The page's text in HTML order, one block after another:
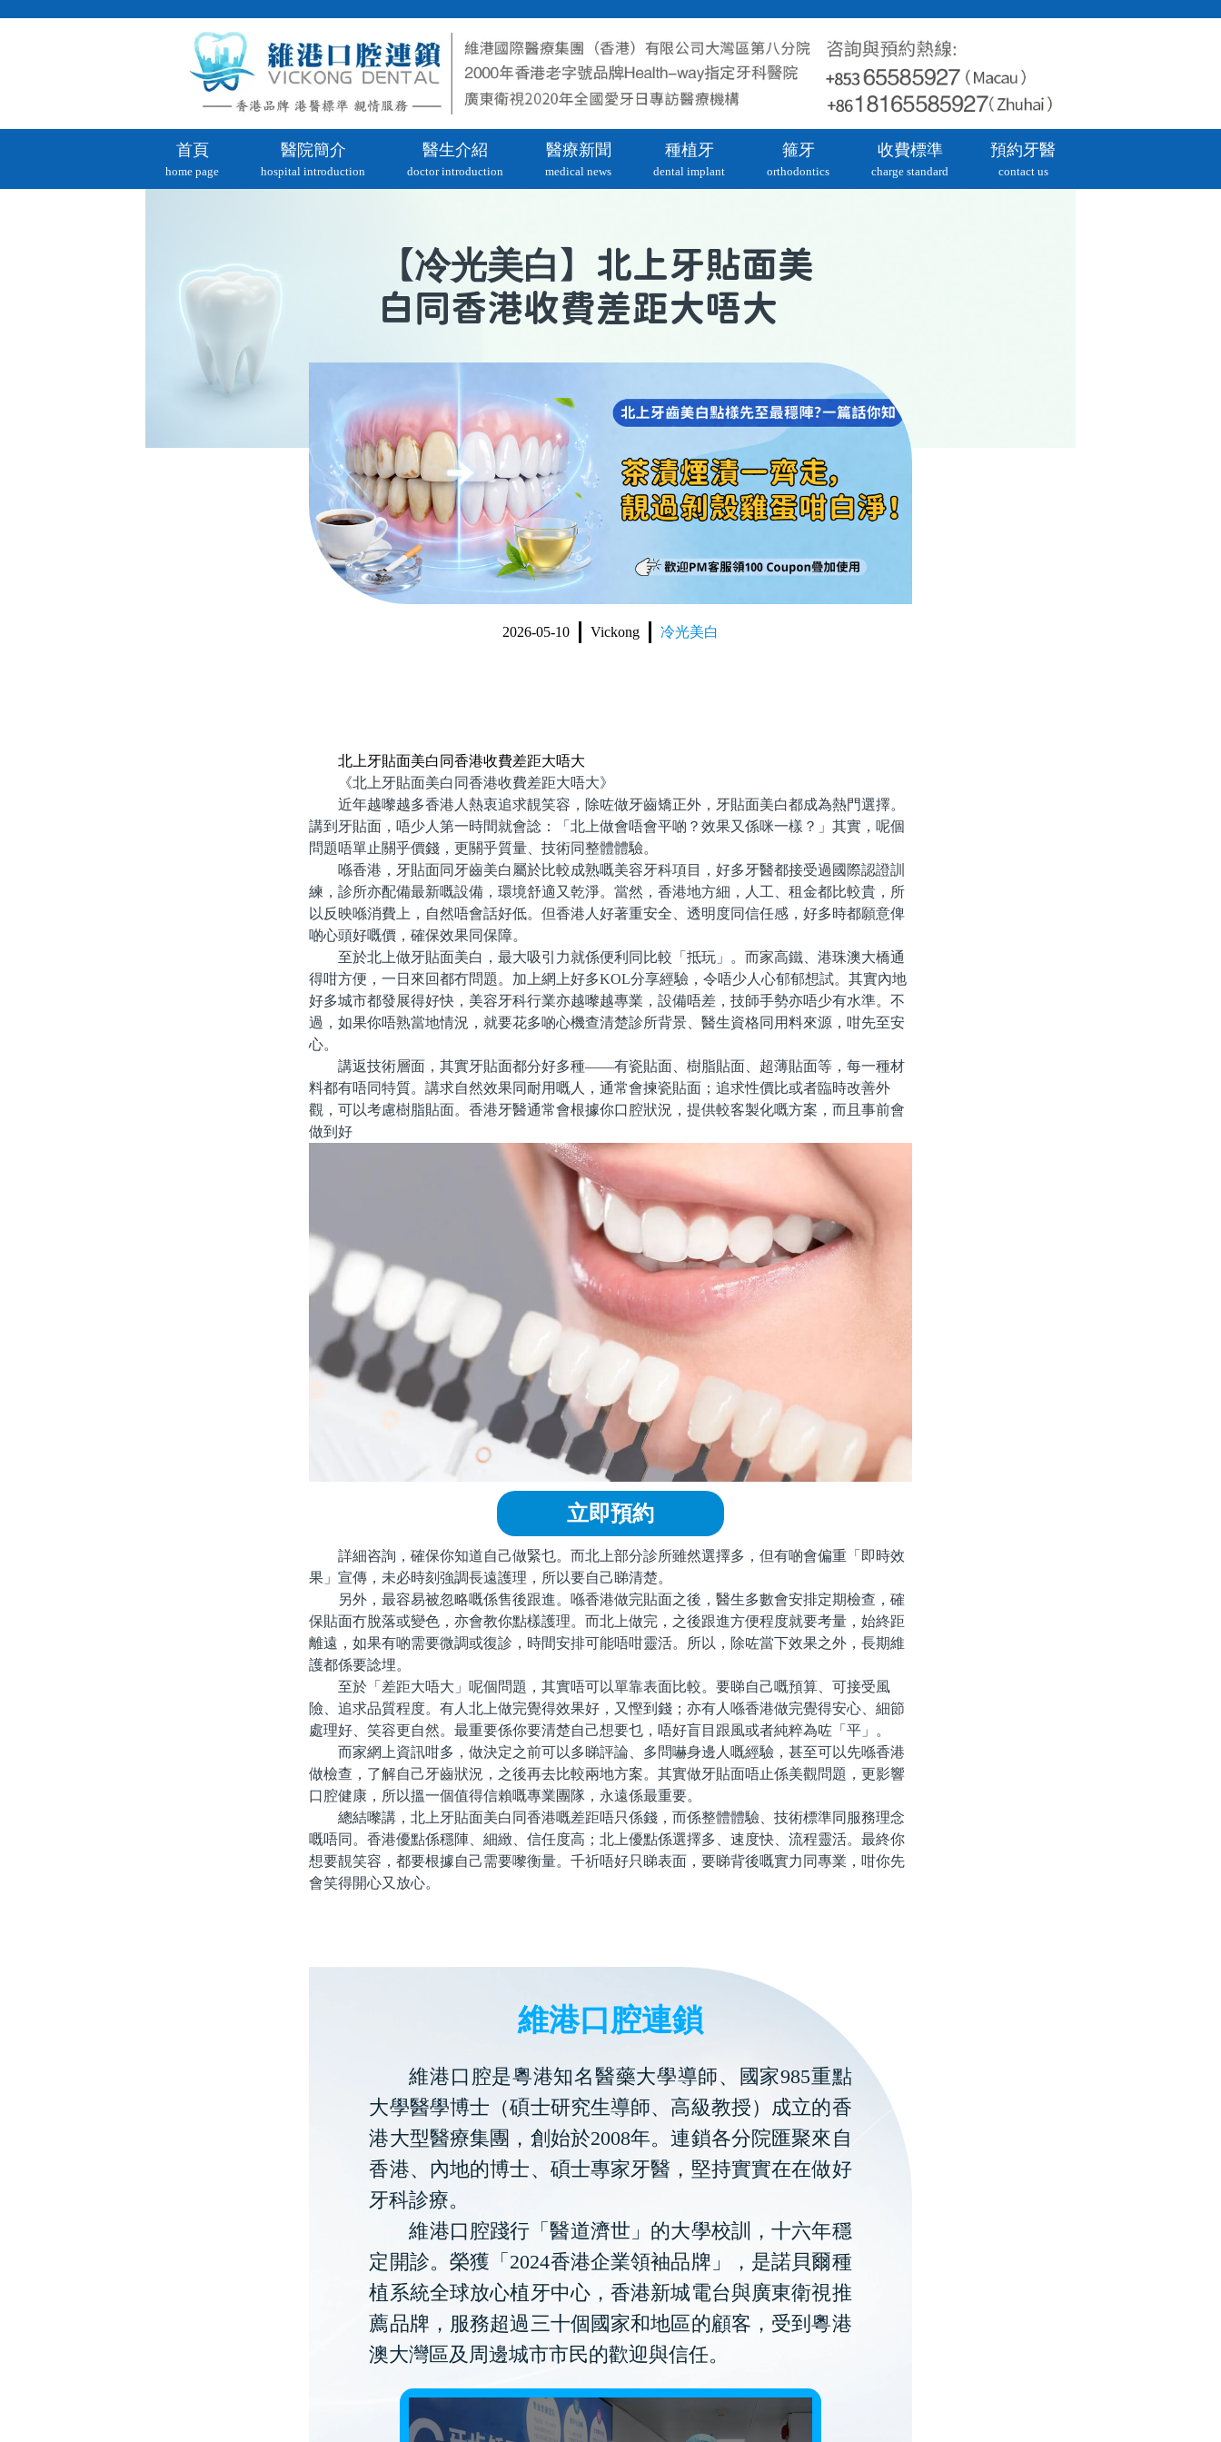
首頁
home page
醫院簡介
hospital introduction
醫生介紹
doctor introduction
醫療新聞
medical news
種植牙
dental implant
箍牙
orthodontics
收費標準
charge standard
預約牙醫
contact us
【冷光美白 】北上牙貼面美
白同香港收費差距大唔大
2026-05-10 Vickong 冷光美白
北上牙貼面美白同香港收費差距大唔大
《北上牙貼面美白同香港收費差距大唔大》
近年越嚟越多香港人熱衷追求靚笑容，除咗做牙齒矯正外，牙貼面美白都成為熱門選擇。
講到牙貼面，唔少人第一時間就會諗：「北上做會唔會平啲？效果又係咪一樣？」其實，呢個
問題唔單止關乎價錢，更關乎質量、技術同整體體驗。
喺香港，牙貼面同牙齒美白屬於比較成熟嘅美容牙科項目，好多牙醫都接受過國際認證訓
練，診所亦配備最新嘅設備，環境舒適又乾淨。當然，香港地方細，人工、租金都比較貴，所
以反映喺消費上，自然唔會話好低。但香港人好著重安全、透明度同信任感，好多時都願意俾
啲心頭好嘅價，確保效果同保障。
至於北上做牙貼面美白，最大吸引力就係便利同比較「抵玩」。而家高鐵、港珠澳大橋通
得咁方便，一日來回都冇問題。加上網上好多KOL分享經驗，令唔少人心郁郁想試。其實內地
好多城市都發展得好快，美容牙科行業亦越嚟越專業，設備唔差，技師手勢亦唔少有水準。不
過，如果你唔熟當地情況，就要花多啲心機查清楚診所背景、醫生資格同用料來源，咁先至安
心。
講返技術層面，其實牙貼面都分好多種——有瓷貼面、樹脂貼面、超薄貼面等，每一種材
料都有唔同特質。講求自然效果同耐用嘅人，通常會揀瓷貼面；追求性價比或者臨時改善外
觀，可以考慮樹脂貼面。香港牙醫通常會根據你口腔狀況，提供較客製化嘅方案，而且事前會
做到好
立即預約
詳細咨詢，確保你知道自己做緊乜。而北上部分診所雖然選擇多，但有啲會偏重「即時效
果」宣傳，未必時刻強調長遠護理，所以要自己睇清楚。
另外，最容易被忽略嘅係售後跟進。喺香港做完貼面之後，醫生多數會安排定期檢查，確
保貼面冇脫落或變色，亦會教你點樣護理。而北上做完，之後跟進方便程度就要考量，始終距
離遠，如果有啲需要微調或復診，時間安排可能唔咁靈活。所以，除咗當下效果之外，長期維
護都係要諗埋。
至於「差距大唔大」呢個問題，其實唔可以單靠表面比較。要睇自己嘅預算、可接受風
險、追求品質程度。有人北上做完覺得效果好，又慳到錢；亦有人喺香港做完覺得安心、細節
處理好、笑容更自然。最重要係你要清楚自己想要乜，唔好盲目跟風或者純粹為咗「平」。
而家網上資訊咁多，做決定之前可以多睇評論、多問嚇身邊人嘅經驗，甚至可以先喺香港
做檢查，了解自己牙齒狀況，之後再去比較兩地方案。其實做牙貼面唔止係美觀問題，更影響
口腔健康，所以搵一個值得信賴嘅專業團隊，永遠係最重要。
總結嚟講，北上牙貼面美白同香港嘅差距唔只係錢，而係整體體驗、技術標準同服務理念
嘅唔同。香港優點係穩陣、細緻、信任度高；北上優點係選擇多、速度快、流程靈活。最終你
想要靚笑容，都要根據自己需要嚟衡量。千祈唔好只睇表面，要睇背後嘅實力同專業，咁你先
會笑得開心又放心。
維港口腔連鎖
維港口腔是粵港知名醫藥大學導師、國家985重點
大學醫學博士（碩士研究生導師、高級教授）成立的香
港大型醫療集團，創始於2008年。連鎖各分院匯聚來自
香港、內地的博士、碩士專家牙醫，堅持實實在在做好
牙科診療。
維港口腔踐行「醫道濟世」的大學校訓，十六年穩
定開診。榮獲「2024香港企業領袖品牌」，是諾貝爾種
植系統全球放心植牙中心，香港新城電台與廣東衛視推
薦品牌，服務超過三十個國家和地區的顧客，受到粵港
澳大灣區及周邊城市市民的歡迎與信任。